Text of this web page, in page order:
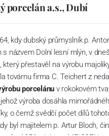
porcelán a.s., Dubí
kdy dubský průmyslník p.
s názvem Dolní lesní mlýn, v
který přestavěl na výrobu
továrnu firma C. Teichert z
porcelánu v rokokovém
výroba dosáhla
o čemž svědčí počet dílů
byl majitelem p. Artur Bloch,